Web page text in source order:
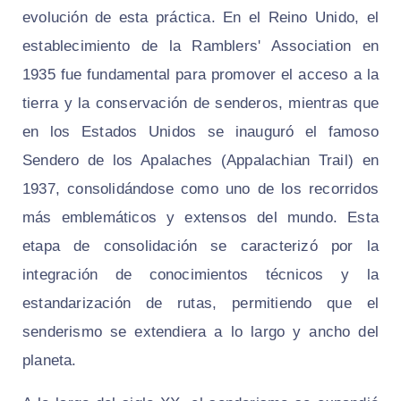
evolución de esta práctica. En el Reino Unido, el
establecimiento de la Ramblers' Association en
1935 fue fundamental para promover el acceso a la
tierra y la conservación de senderos, mientras que
en los Estados Unidos se inauguró el famoso
Sendero de los Apalaches (Appalachian Trail) en
1937, consolidándose como uno de los recorridos
más emblemáticos y extensos del mundo. Esta
etapa de consolidación se caracterizó por la
integración de conocimientos técnicos y la
estandarización de rutas, permitiendo que el
senderismo se extendiera a lo largo y ancho del
planeta.